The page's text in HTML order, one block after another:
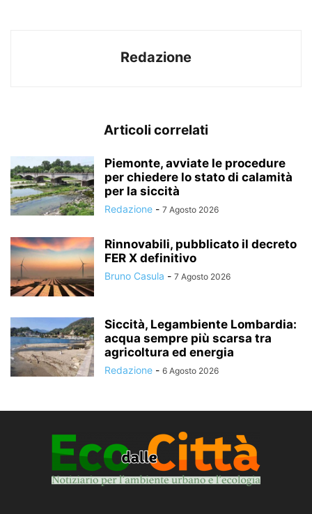
Redazione
Articoli correlati
Piemonte, avviate le procedure
per chiedere lo stato di calamità
per la siccità
Redazione - 7 Agosto 2026
Rinnovabili, pubblicato il decreto
FER X definitivo
Bruno Casula - 7 Agosto 2026
Siccità, Legambiente Lombardia:
acqua sempre più scarsa tra
agricoltura ed energia
Redazione - 6 Agosto 2026